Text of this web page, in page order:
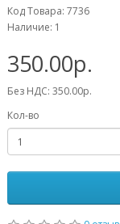
Код Товара: 7736
Наличие: 1
350.00р.
Без НДС: 350.00р.
Кол-во